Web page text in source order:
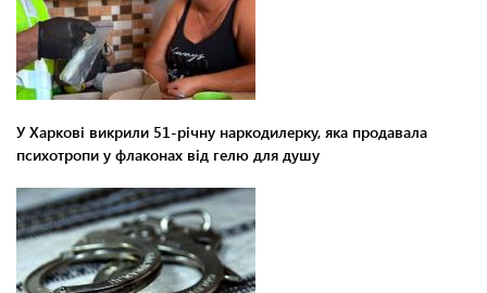
У Харкові викрили 51-річну наркодилерку, яка продавала
психотропи у флаконах від гелю для душу